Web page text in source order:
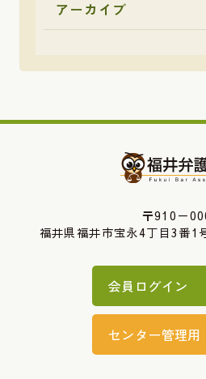
アーカイブ
〒910－
福井県福井市宝永4丁目3番
会員ログイン
センター管理用